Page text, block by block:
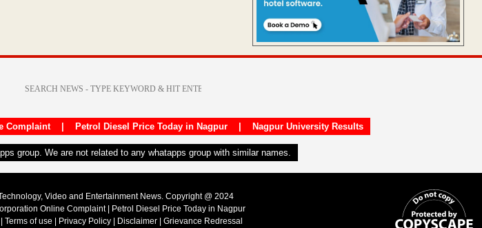
Complaint| Petrol Diesel Price Today in Nagpur| Nagpur University Results
group. We are not related to any whatapps group with similar names.
Video and Entertainment News. Copyright @ 2024
Online Complaint|
Petrol Diesel Price Today in Nagpur
Terms of use Privacy Policy Disclaimer Grievance Redressal